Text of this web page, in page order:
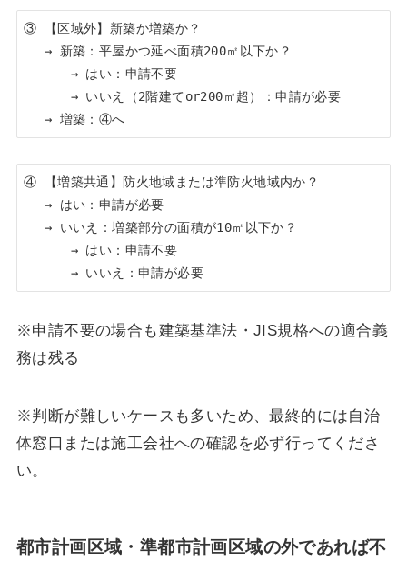
③ 【区域外】新築か増築か？
→ 新築：平屋かつ延べ面積200㎡以下か？
→ はい：申請不要
→ いいえ（2階建てor200㎡超）：申請が必要
→ 増築：④へ
④ 【増築共通】防火地域または準防火地域内か？
→ はい：申請が必要
→ いいえ：増築部分の面積が10㎡以下か？
→ はい：申請不要
→ いいえ：申請が必要
※申請不要の場合も建築基準法・JIS規格への適合義
務は残る
※判断が難しいケースも多いため、最終的には自治
体窓口または施工会社への確認を必ず行ってくださ
い。
都市計画区域・準都市計画区域の外であれば不